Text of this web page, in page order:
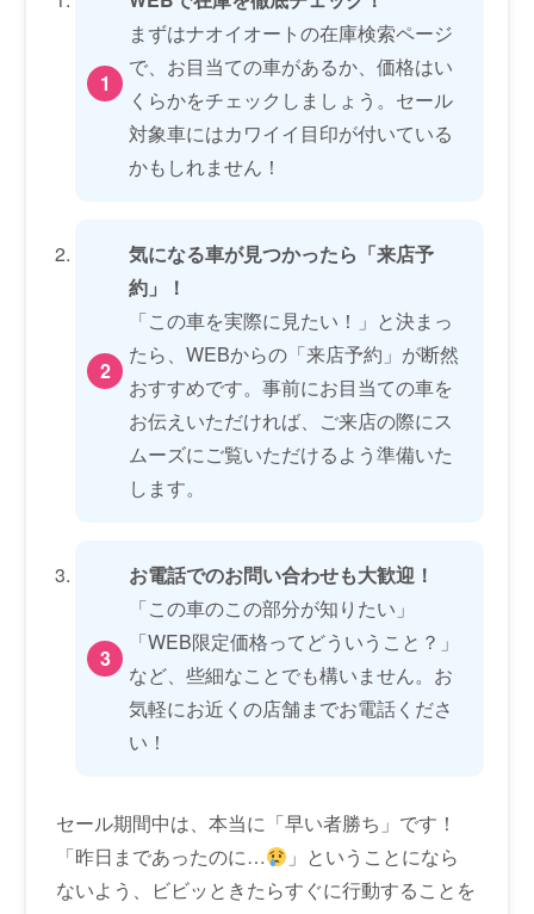
まずはナオイオートの在庫検索ページ
で、お目当ての車があるか、価格はい
くらかをチェックしましょう。セール
対象車にはカワイイ目印が付いている
かもしれません！
気になる車が見つかったら「来店予
約」！
「この車を実際に見たい！」と決まっ
たら、WEBからの「来店予約」が断然
おすすめです。事前にお目当ての車を
お伝えいただければ、ご来店の際にス
ムーズにご覧いただけるよう準備いた
します。
お電話でのお問い合わせも大歓迎！
「この車のこの部分が知りたい」
「WEB限定価格ってどういうこと？」
など、些細なことでも構いません。お
気軽にお近くの店舗までお電話くださ
い！
セール期間中は、本当に「早い者勝ち」です！
「昨日まであったのに…
」ということになら
ないよう、ビビッときたらすぐに行動することを